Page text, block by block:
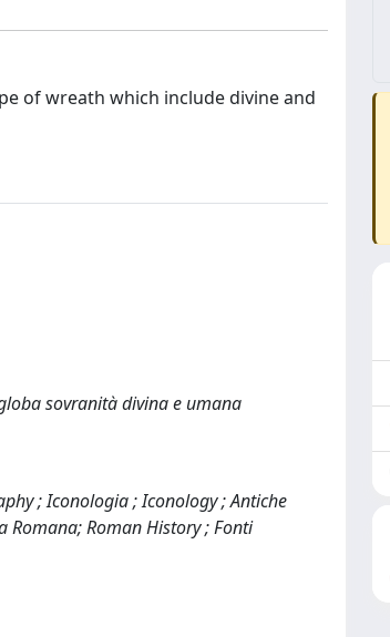
of wreath which include divine and
sovranità divina e umana
; Iconologia ; Iconology ; Antiche
Romana; Roman History ; Fonti